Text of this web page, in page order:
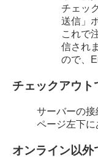
チェッ
送信」
これで
信され
ので、
チェックアウト
サーバーの
ページ左下
オンライン以外